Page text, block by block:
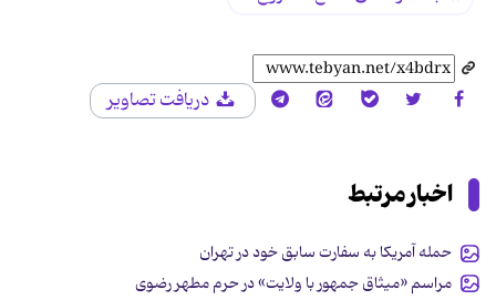
دریافت تصاویر
اخبار مرتبط
حمله آمریکا به سفارت سابق خود در تهران
مراسم «میثاق جمهور با ولایت» در حرم مطهر رضوی